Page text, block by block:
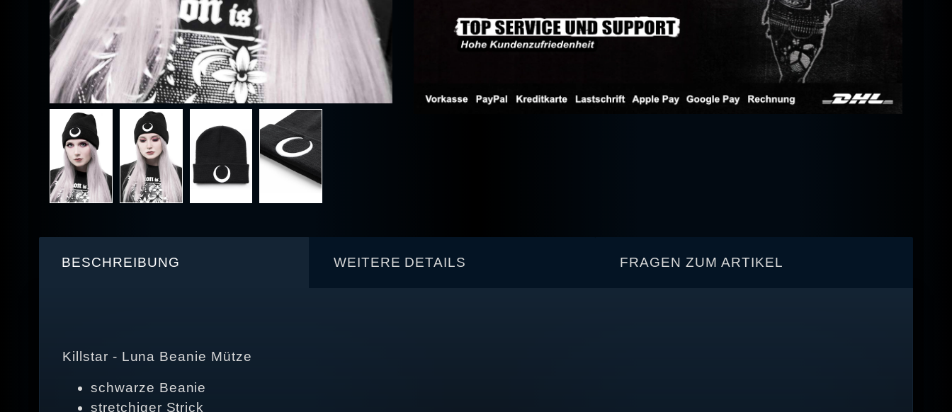
BESCHREIBUNG WEITERE DETAILS FRAGEN ZUM ARTIKEL
Killstar - Luna Beanie Mütze
schwarze Beanie
stretchiger Strick